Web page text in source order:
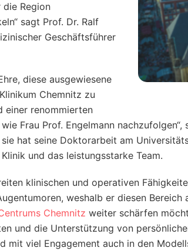
die Region
sagt Prof. Dr. Ralf
Geschäftsführer
diese ausgewiesene
Chemnitz zu
einer renommierten
Frau Prof. Engelmann
hat seine Doktorarbeit am
und das leistungsstarke Team.
klinischen und operativen
weshalb er diesen
Chemnitz weiter schärfen
und die Unterstützung von
mit viel Engagement auch in den